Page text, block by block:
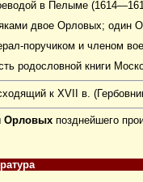
в Пелыме
двое Орловых; один
поручиком и членом
родословной книги
к XVII в.
Орловыхпозднейшего